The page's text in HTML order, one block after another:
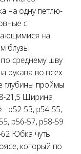
на одну петлю-
с
на
блузы
среднему шву
рукава во всех
глубины проймы
21,5 Ширина
- р52-53, р54-55,
р56-57, р58-59
Юбка чуть
который по